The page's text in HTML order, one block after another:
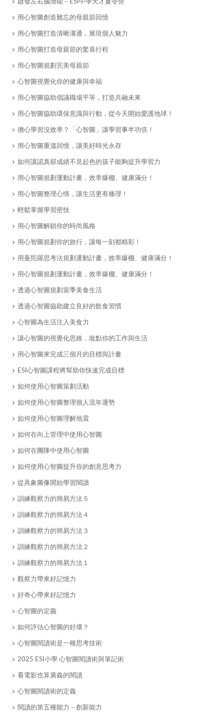
啟發左右腦潛能－ESI中學天才夏令營
​用心智圖創造難忘的母親節回憶
​用心智圖打造清晰溝通，展現個人魅力
​用心智圖打造母親節的驚喜行程
​用心智圖規劃完美母親節
心智圖視覺化你的健康與幸福
用心智圖協助倡議職場平等，打造共融未來
用心智圖協助環保意識與行動，從今天開始愛護地球！
擔心學習沒效率？「心智圖」讓學習事半功倍！
用心智圖重溫回憶，讓美好時光永存
如何讓認真卻成績不見起色的孩子能夠提升學習力
用心智圖規劃運動計畫，效率爆棚、健康滿分！
用心智圖整理心情，讓生活更有條理！
輕鬆掌握學習密技
用心智圖解鎖你的時尚風格
用心智圖規劃你的旅行，讓每一刻都精彩！
用曼陀羅思考法規劃運動計畫，效率爆棚、健康滿分！
用心智圖規劃運動計畫，效率爆棚、健康滿分！
透過心智圖規劃當季美食生活
透過心智圖協助建立良好的飲食習慣
心智圖為生活注入美食力
讓心智圖的視覺化思維，妝點你的工作與生活
用心智圖來完成三個月的目標與計畫
ESI心智圖課程將幫助你快速完成目標
如何使用心智圖策劃活動
如何使用心智圖整理個人流年運勢
如何使用心智圖理解地震
如何在向上管理中使用心智圖
如何在團隊中使用心智圖
如何使用心智圖提升你的創意思考力
從具象圖像開始學習閱讀
​訓練觀察力的簡易方法５
訓練觀察力的簡易方法４
訓練觀察力的簡易方法３
​訓練觀察力的簡易方法２
​訓練觀察力的簡易方法１
​觀察力帶來好記憶力
好奇心帶來好記憶力
​心智圖的定義
​如何評估心智圖的好壞？
心智圖閱讀術是一種思考技術
2025 ESI小學 心智圖閱讀術與筆記術
​看電影也算廣義的閱讀
心智圖閱讀術的定義
​閱讀的第五種能力－創新能力